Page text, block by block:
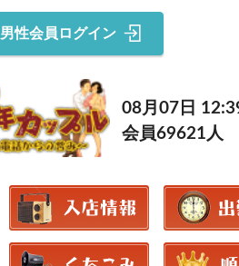
男性会員ログイン
08月07日
会員69621人